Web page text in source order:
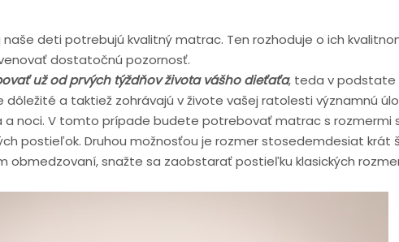
naše deti potrebujú kvalitný matrac. Ten rozhoduje o ich
dostatočnú pozornosť.
už od prvých týždňov života vášho dieťaťa, teda v podstate
a taktiež zohrávajú v živote vašej ratolesti významnú
a noci. V tomto prípade budete potrebovať matrac s
postieľok. Druhou možnosťou je rozmer stosedemdesiat
obmedzovaní, snažte sa zaobstarať postieľku klasických